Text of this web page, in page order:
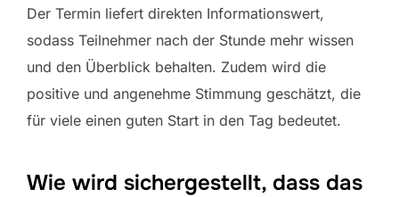
Der Termin liefert direkten Informationswert,
sodass Teilnehmer nach der Stunde mehr wissen
und den Überblick behalten. Zudem wird die
positive und angenehme Stimmung geschätzt, die
für viele einen guten Start in den Tag bedeutet.
Wie wird sichergestellt, dass das